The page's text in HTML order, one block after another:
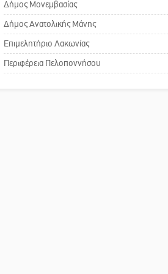
Σπάρτης για τη λειτουργία
του ΚΑΠΗ
Το δικό σας σχόλιο:
Παράδειγμα κοινωνικής
Δήμος Μονεμβασίας
Δήμος Ανατολικής Μάνης
Επιμελητήριο Λακωνίας
Περιφέρεια Πελοποννήσου